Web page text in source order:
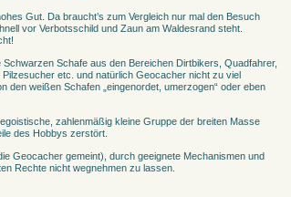
Gut. Da braucht’s zum Vergleich nur mal den Besuch
vor Verbotsschild und Zaun am Waldesrand steht.
Schafe aus den Bereichen Dirtbikers, Quadfahrer,
etc. und natürlich Geocacher nicht zu viel
den weißen Schafen „eingenordet, umerzogen“ oder eben
zahlenmäßig kleine Gruppe der breiten Masse
des Hobbys zerstört.
Geocacher gemeint), durch geeignete Mechanismen und
Rechte nicht wegnehmen zu lassen.